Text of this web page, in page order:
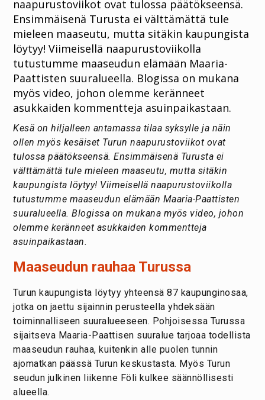
naapurustoviikot ovat tulossa päätökseensä.
Ensimmäisenä Turusta ei välttämättä tule
mieleen maaseutu, mutta sitäkin kaupungista
löytyy! Viimeisellä naapurustoviikolla
tutustumme maaseudun elämään Maaria-
Paattisten suuralueella. Blogissa on mukana
myös video, johon olemme keränneet
asukkaiden kommentteja asuinpaikastaan.
Kesä on hiljalleen antamassa tilaa syksylle ja näin
ollen myös kesäiset Turun naapurustoviikot ovat
tulossa päätökseensä. Ensimmäisenä Turusta ei
välttämättä tule mieleen maaseutu, mutta sitäkin
kaupungista löytyy! Viimeisellä naapurustoviikolla
tutustumme maaseudun elämään Maaria-Paattisten
suuralueella. Blogissa on mukana myös video, johon
olemme keränneet asukkaiden kommentteja
asuinpaikastaan.
Maaseudun rauhaa Turussa
Turun kaupungista löytyy yhteensä 87 kaupunginosaa,
jotka on jaettu sijainnin perusteella yhdeksään
toiminnalliseen suuralueeseen. Pohjoisessa Turussa
sijaitseva Maaria-Paattisen suuralue tarjoaa todellista
maaseudun rauhaa, kuitenkin alle puolen tunnin
ajomatkan päässä Turun keskustasta. Myös Turun
seudun julkinen liikenne Föli kulkee säännöllisesti
alueella.